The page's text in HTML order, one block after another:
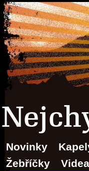
Novinky
Žebříčky
Videa